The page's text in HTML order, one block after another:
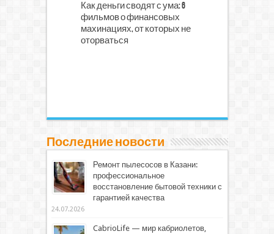
Как деньги сводят с ума: 6
фильмов о финансовых
махинациях, от которых не
оторваться
Последние новости
Ремонт пылесосов в Казани:
профессиональное
восстановление бытовой техники с
гарантией качества
24.07.2026
CabrioLife — мир кабриолетов,